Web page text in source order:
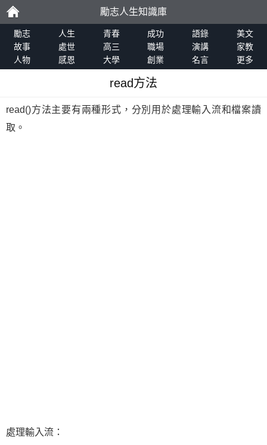
勵
志
勵志人生知識庫
勵志 人生 青春 成功 語錄
美文
故事
處世 高三 職場 演講
家教
人物
感恩 大學 創業 名言 更多
read方法
read()方法主要有兩種形式，分別用於處理輸入流和檔案讀
取。
處理輸入流：